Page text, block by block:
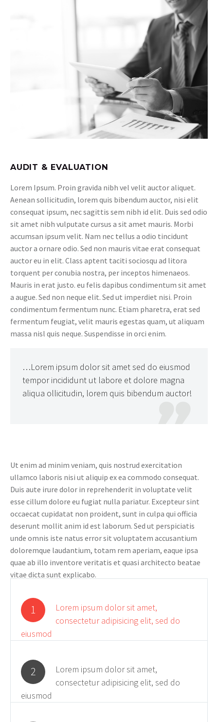
AUDIT & EVALUATION
Lorem Ipsum. Proin gravida nibh vel velit auctor aliquet.
Aenean sollicitudin, lorem quis bibendum auctor, nisi elit
consequat ipsum, nec sagittis sem nibh id elit. Duis sed odio
sit amet nibh vulputate cursus a sit amet mauris. Morbi
accumsan ipsum velit. Nam nec tellus a odio tincidunt
auctor a ornare odio. Sed non mauris vitae erat consequat
auctor eu in elit. Class aptent taciti sociosqu ad litora
torquent per conubia nostra, per inceptos himenaeos.
Mauris in erat justo. eu felis dapibus condimentum sit amet
a augue. Sed non neque elit. Sed ut imperdiet nisi. Proin
condimentum fermentum nunc. Etiam pharetra, erat sed
fermentum feugiat, velit mauris egestas quam, ut aliquam
massa nisl quis neque. Suspendisse in orci enim.
…Lorem ipsum dolor sit amet sed do eiusmod
tempor incididunt ut labore et dolore magna
aliqua ollicitudin, lorem quis bibendum auctor!
Ut enim ad minim veniam, quis nostrud exercitation
ullamco laboris nisi ut aliquip ex ea commodo consequat.
Duis aute irure dolor in reprehenderit in voluptate velit
esse cillum dolore eu fugiat nulla pariatur. Excepteur sint
occaecat cupidatat non proident, sunt in culpa qui officia
deserunt mollit anim id est laborum. Sed ut perspiciatis
unde omnis iste natus error sit voluptatem accusantium
doloremque laudantium, totam rem aperiam, eaque ipsa
quae ab illo inventore veritatis et quasi architecto beatae
vitae dicta sunt explicabo.
1
Lorem ipsum dolor sit amet,
consectetur adipisicing elit, sed do
eiusmod
2
Lorem ipsum dolor sit amet,
consectetur adipisicing elit, sed do
eiusmod